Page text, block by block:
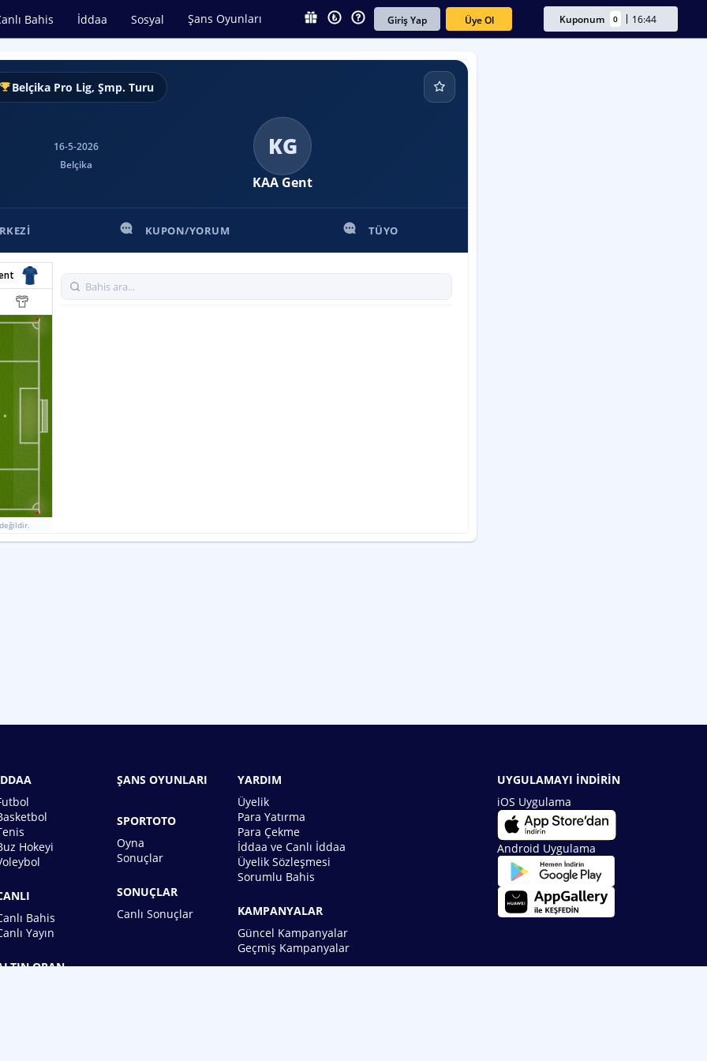
Bahis İddaa Sosyal Şans Oyunları Giriş Yap Üye Ol Kuponum 0 16:44
Belçika Pro Lig, Şmp. Turu
16-5-2026
Belçika
KG
KAA Gent
KUPON/YORUM TÜYO
G G
Hokeyi
Bahis
Yayın
ORAN
ŞANS OYUNLARI
SPORTOTO
Oyna
Sonuçlar
SONUÇLAR
Canlı Sonuçlar
YARDIM
Üyelik
Para Yatırma
Para Çekme
İddaa ve Canlı İddaa
Üyelik Sözleşmesi
Sorumlu Bahis
KAMPANYALAR
Güncel Kampanyalar
Geçmiş Kampanyalar
UYGULAMAYI İNDİRİN
iOS Uygulama
Android Uygulama